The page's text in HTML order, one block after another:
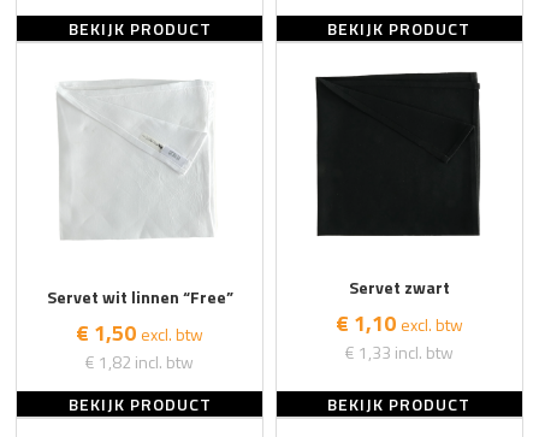
BEKIJK PRODUCT
BEKIJK PRODUCT
Servet wit linnen “Free”
€ 1,50 excl. btw
€ 1,82 incl. btw
BEKIJK PRODUCT
Servet zwart
€ 1,10 excl. btw
€ 1,33 incl. btw
BEKIJK PRODUCT